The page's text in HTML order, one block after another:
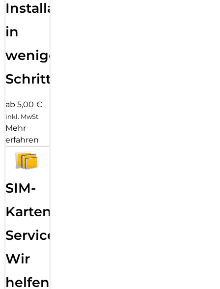
Installation
in
wenigen
Schritten
ab 5,00 €
inkl. MwSt.
Mehr
erfahren
SIM-
Karten
Service:
Wir
helfen